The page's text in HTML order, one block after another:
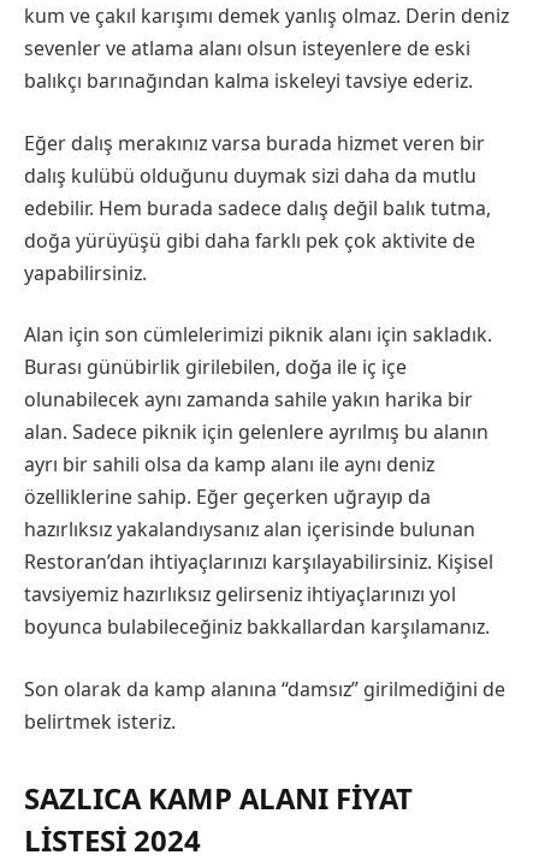
kum ve çakıl karışımı demek yanlış olmaz. Derin deniz
sevenler ve atlama alanı olsun isteyenlere de eski
balıkçı barınağından kalma iskeleyi tavsiye ederiz.
Eğer dalış merakınız varsa burada hizmet veren bir
dalış kulübü olduğunu duymak sizi daha da mutlu
edebilir. Hem burada sadece dalış değil balık tutma,
doğa yürüyüşü gibi daha farklı pek çok aktivite de
yapabilirsiniz.
Alan için son cümlelerimizi piknik alanı için sakladık.
Burası günübirlik girilebilen, doğa ile iç içe
olunabilecek aynı zamanda sahile yakın harika bir
alan. Sadece piknik için gelenlere ayrılmış bu alanın
ayrı bir sahili olsa da kamp alanı ile aynı deniz
özelliklerine sahip. Eğer geçerken uğrayıp da
hazırlıksız yakalandıysanız alan içerisinde bulunan
Restoran’dan ihtiyaçlarınızı karşılayabilirsiniz. Kişisel
tavsiyemiz hazırlıksız gelirseniz ihtiyaçlarınızı yol
boyunca bulabileceğiniz bakkallardan karşılamanız.
Son olarak da kamp alanına “damsız” girilmediğini de
belirtmek isteriz.
SAZLICA KAMP ALANI FIYAT
LISTESI 2024